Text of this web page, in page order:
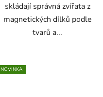
skládají správná zvířata z
magnetických dílků podle
tvarů a...
NOVINKA